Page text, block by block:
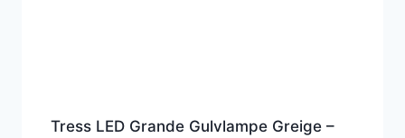
Tress LED Grande Gulvlampe Greige –